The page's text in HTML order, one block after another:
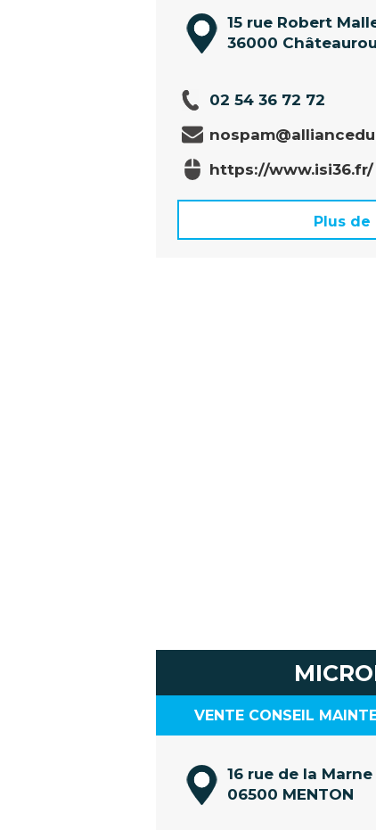
15 rue Robert
36000
02 54 36 72 72
https://www.isi36.fr/
Plus
VENTE CONSEIL
16 rue de la Marne
06500 MENTON